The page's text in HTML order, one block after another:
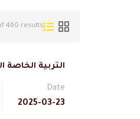
460 results
التربية الخاصة
Date
2025-03-23